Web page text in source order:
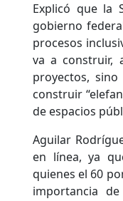
Explicó que la
gobierno
procesos
va a construir,
proyectos,
construir
de espacios
Aguilar
en línea, ya
quienes el 60
importancia